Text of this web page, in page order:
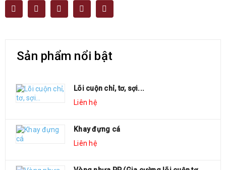
Sản phẩm nổi bật
Lõi cuộn chỉ, tơ, sợi...
Liên hệ
Khay đựng cá
Liên hệ